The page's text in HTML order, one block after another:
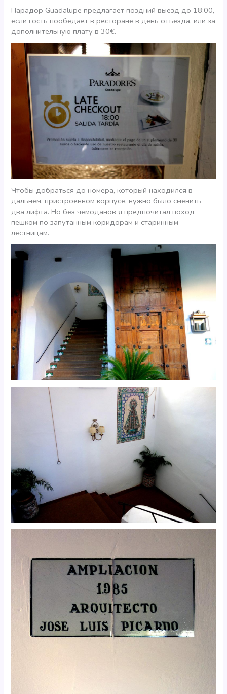
Парадор Guadalupe предлагает поздний выезд до 18:00,
если гость пообедает в ресторане в день отъезда, или за
дополнительную плату в 30€.
Чтобы добраться до номера, который находился в
дальнем, пристроенном корпусе, нужно было сменить
два лифта. Но без чемоданов я предпочитал поход
пешком по запутанным коридорам и старинным
лестницам.